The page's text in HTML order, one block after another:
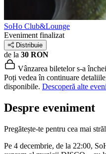
SoHo Club&Lounge
Eveniment finalizat
Distribuie
de la 30 RON
Vânzarea biletelor s-a
Poți vedea în continuare
disponibile. Descoperă alte
Despre eveniment
Pregătește-te pentru cea mai
Pe 4 decembrie, de la 22:00,